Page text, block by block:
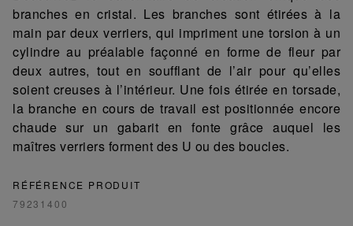
branches en cristal. Les branches sont étirées à la
main par deux verriers, qui impriment une torsion à un
cylindre au préalable façonné en forme de fleur par
deux autres, tout en soufflant de l’air pour qu’elles
soient creuses à l’intérieur. Une fois étirée en torsade,
la branche en cours de travail est positionnée encore
chaude sur un gabarit en fonte grâce auquel les
maîtres verriers forment des U ou des boucles.
RÉFÉRENCE PRODUIT
79231400